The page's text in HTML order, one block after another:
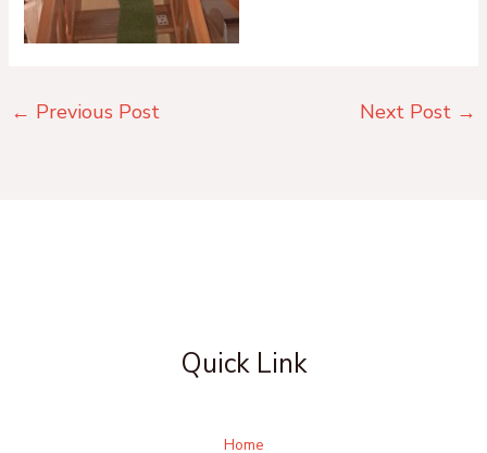
← Previous Post Next Post →
Quick Link
Home